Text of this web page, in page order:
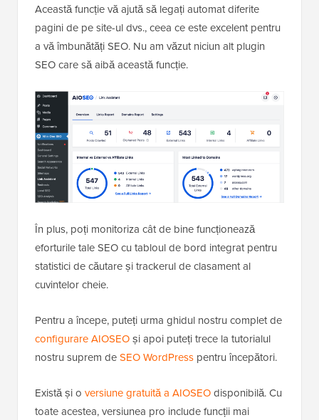
Această funcție vă ajută să legați automat diferite
pagini de pe site-ul dvs., ceea ce este excelent pentru
a vă îmbunătăți SEO. Nu am văzut niciun alt plugin
SEO care să aibă această funcție.
În plus, poți monitoriza cât de bine funcționează
eforturile tale SEO cu tabloul de bord integrat pentru
statistici de căutare și trackerul de clasament al
cuvintelor cheie.
Pentru a începe, puteți urma ghidul nostru complet de
configurare AIOSEOși apoi puteți trece la tutorialul
nostru suprem deSEO WordPress pentru începători.
Există și o versiune gratuită a AIOSEOdisponibilă. Cu
toate acestea, versiunea pro include funcții mai